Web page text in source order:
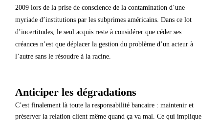
2009 lors de la prise de conscience de la contamination d’une
myriade d’institutions par les subprimes américains. Dans ce lot
d’incertitudes, le seul acquis reste à considérer que céder ses
créances n’est que déplacer la gestion du problème d’un acteur à
l’autre sans le résoudre à la racine.
Anticiper les dégradations
C’est finalement là toute la responsabilité bancaire : maintenir et
préserver la relation client même quand ça va mal. Ce qui implique